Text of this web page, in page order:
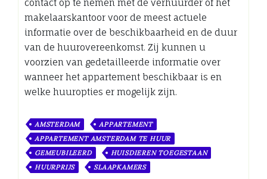
contact op te nemen met de verhuurder of het
makelaarskantoor voor de meest actuele
informatie over de beschikbaarheid en de duur
van de huurovereenkomst. Zij kunnen u
voorzien van gedetailleerde informatie over
wanneer het appartement beschikbaar is en
welke huuropties er mogelijk zijn.
AMSTERDAM
APPARTEMENT
APPARTEMENT AMSTERDAM TE HUUR
GEMEUBILEERD
HUISDIEREN TOEGESTAAN
HUURPRIJS
SLAAPKAMERS